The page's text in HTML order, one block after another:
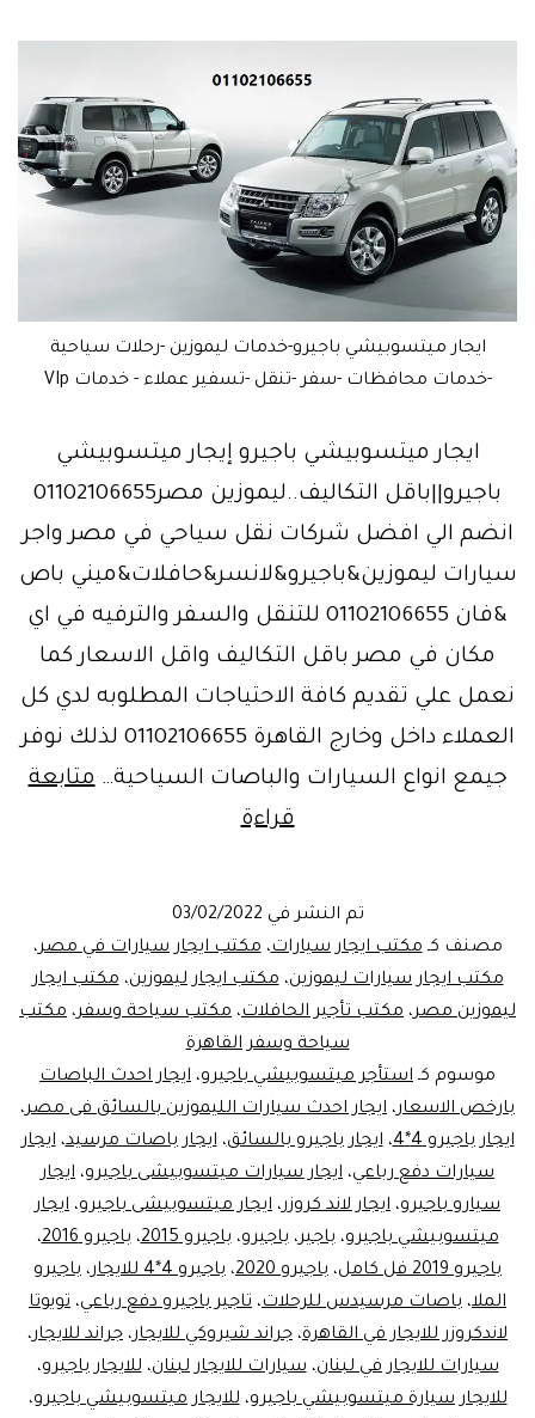
ايجار ميتسوبيشي باجيرو-خدمات ليموزين -رحلات سياحية
-خدمات محافظات -سفر -تنقل -تسفير عملاء - خدمات VIp
ايجار ميتسوبيشي باجيرو إيجار ميتسوبيشي
باجيرو||باقل التكاليف..ليموزين مصر01102106655
انضم الي افضل شركات نقل سياحي في مصر واجر
سيارات ليموزين&باجيرو&لانسر&حافلات&ميني باص
&فان 01102106655 للتنقل والسفر والترفيه في اي
مكان في مصر باقل التكاليف واقل الاسعار كما
نعمل علي تقديم كافة الاحتياجات المطلوبه لدي كل
العملاء داخل وخارج القاهرة 01102106655 لذلك نوفر
جيمع انواع السيارات والباصات السياحية…متابعة
قراءة
سيارة
باجيرو|
ليموزين
مصر
تم النشر في 03/02/2022
مصنف كـمكتب ايجار سيارات،مكتب ايجار سيارات في مصر،
مكتب ايجار سيارات ليموزين،مكتب ايجار ليموزين،مكتب ايجار
ليموزين مصر، مكتب تأجير الحافلات، مكتب سياحة وسفر، مكتب
سياحة وسفر القاهرة
موسوم كـ استأجر ميتسوبيشي باجيرو، ايجار احدث الباصات
بارخص الاسعار، ايجار احدث سيارات الليموزين بالسائق فى مصر،
ايجار باجيرو 4*4
،ايجار باجيرو بالسائق،ايجار باصات مرسيد،ايجار
سيارات دفع رباعي، ايجار سيارات ميتسوبيشى باجيرو، ايجار
سيارو باجيرو، ايجار لاند كروزر، ايجار ميتسوبيشى باجيرو، ايجار
ميتسوبيشي باجيرو،باجير،باجيرو،باجيرو 2015 ،باجيرو 2016
،
باجيرو 2019 فل كامل
، باجيرو 2020 ، باجيرو 4*4 للايجار ، باجيرو
الملا، باصات مرسيدس للرحلات، تاجير باجيرو دفع رباعي، تويوتا
لاندكروزر للايجار في القاهرة، جراند شيروكي للايجار، جراند للايجار،
سيارات للايجار في لبنان،سيارات للايجار لبنان،للايجار باجيرو،
للايجار سيارة ميتسوبيشي باجيرو،للايجار ميتسوبيشي باجيرو،